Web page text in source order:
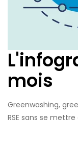
mois
Greenwashing,
RSE sans se